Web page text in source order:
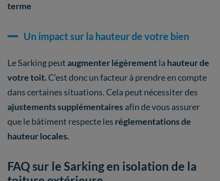
terme
Un impact sur la hauteur de votre bien
Le Sarking peutaugmenter légèrementla hauteur de
votre toit.C’est donc un facteur à prendre en compte
dans certaines situations. Cela peut nécessiter des
ajustements supplémentaires afin de vous assurer
que le bâtiment respecte les réglementations de
hauteur locales.
FAQ sur le Sarking en isolation de la